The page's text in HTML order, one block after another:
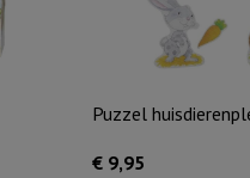
Puzzel
€9,95